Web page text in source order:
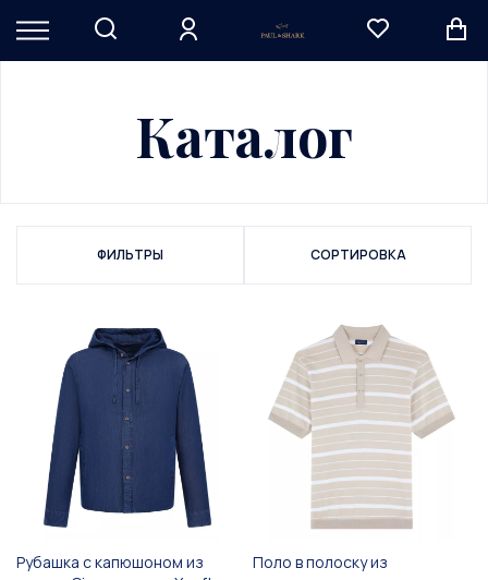
Каталог
ФИЛЬТРЫ СОРТИРОВКА
Рубашка с капюшоном из
Поло в полоску из